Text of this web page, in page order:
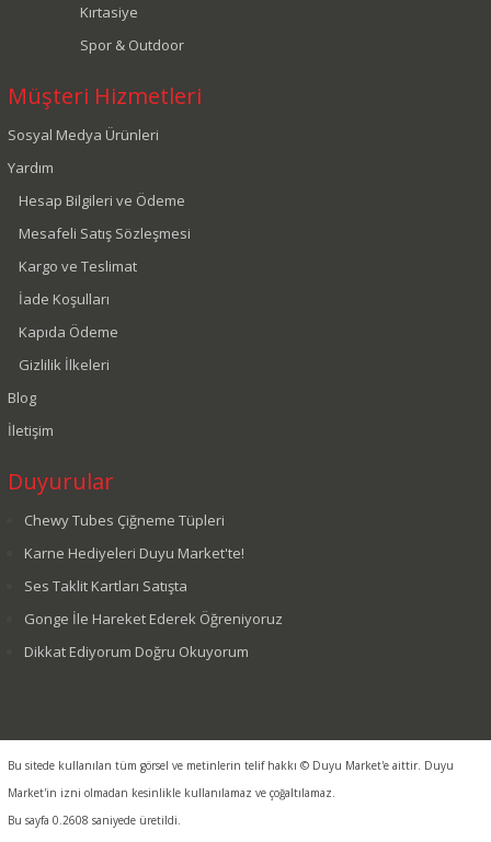
Kırtasiye
Spor & Outdoor
Müşteri Hizmetleri
Sosyal Medya Ürünleri
Yardım
Hesap Bilgileri ve Ödeme
Mesafeli Satış Sözleşmesi
Kargo ve Teslimat
İade Koşulları
Kapıda Ödeme
Gizlilik İlkeleri
Blog
İletişim
Duyurular
Chewy Tubes Çiğneme Tüpleri
Karne Hediyeleri Duyu Market'te!
Ses Taklit Kartları Satışta
Gonge İle Hareket Ederek Öğreniyoruz
Dikkat Ediyorum Doğru Okuyorum
Bu sitede kullanılan tüm görsel ve metinlerin telif hakkı © Duyu Market'e aittir. Duyu
Market'in izni olmadan kesinlikle kullanılamaz ve çoğaltılamaz.
Bu sayfa 0.2608 saniyede üretildi.